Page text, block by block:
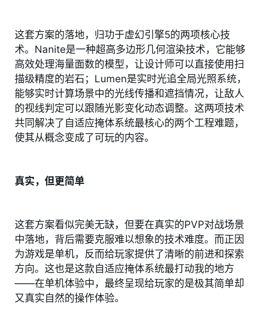
这套方案的落地，归功于虚幻引擎5的两项核心技
术。Nanite是一种超高多边形几何渲染技术，它能够
高效处理海量面数的模型，让设计师可以直接使用扫
描级精度的岩石；Lumen是实时光追全局光照系统，
能够实时计算场景中的光线传播和遮挡情况，让敌人
的视线判定可以跟随光影变化动态调整。这两项技术
共同解决了自适应掩体系统最核心的两个工程难题，
使其从概念变成了可玩的内容。
真实，但更简单
这套方案看似完美无缺，但要在真实的PVP对战场景
中落地，背后需要克服难以想象的技术难度。而正因
为游戏是单机，反而给玩家提供了清晰的前进和探索
方向。这也是这款自适应掩体系统最打动我的地方
——在单机体验中，最终呈现给玩家的是极其简单却
又真实自然的操作体验。